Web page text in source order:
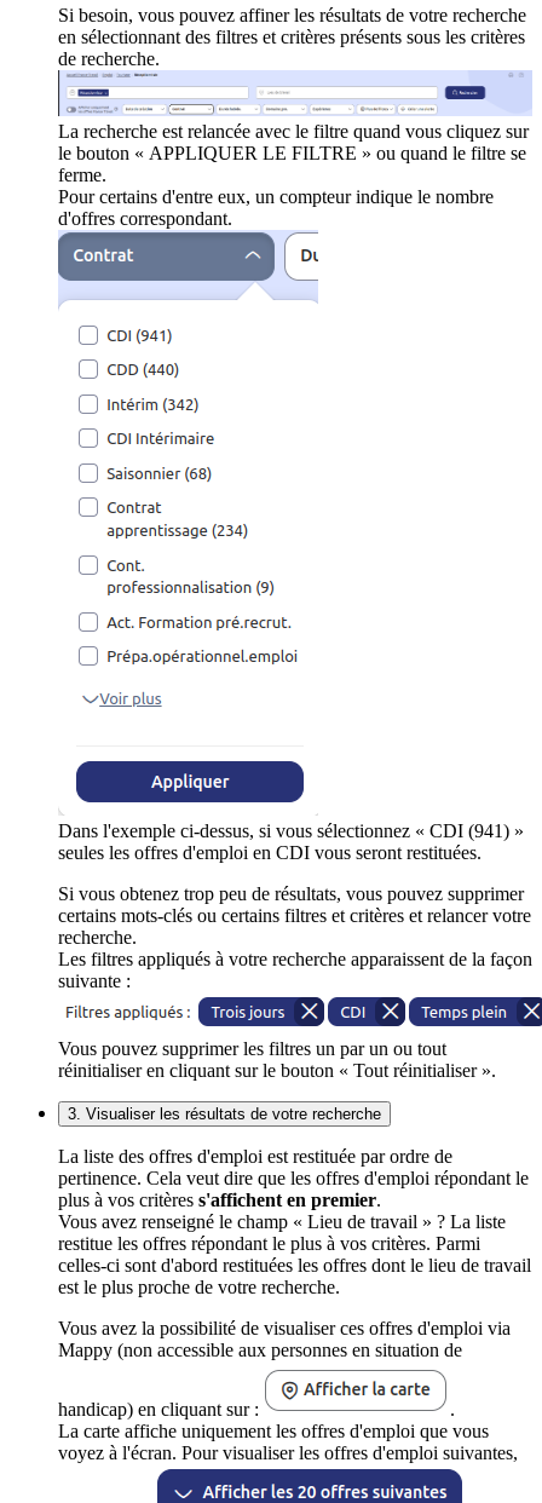
Si besoin, vous pouvez affiner les résultats de votre recherche
en sélectionnant des filtres et critères présents sous les critères
de recherche.
La recherche est relancée avec le filtre quand vous cliquez sur
le bouton « APPLIQUER LE FILTRE » ou quand le filtre se
ferme.
Pour certains d'entre eux, un compteur indique le nombre
d'offres correspondant.
Dans l'exemple ci-dessus, si vous sélectionnez « CDI (941) »
seules les offres d'emploi en CDI vous seront restituées.
Si vous obtenez trop peu de résultats, vous pouvez supprimer
certains mots-clés ou certains filtres et critères et relancer votre
recherche.
Les filtres appliqués à votre recherche apparaissent de la façon
suivante :
Vous pouvez supprimer les filtres un par un ou tout
réinitialiser en cliquant sur le bouton « Tout réinitialiser ».
3. Visualiser les résultats de votre recherche
La liste des offres d'emploi est restituée par ordre de
pertinence. Cela veut dire que les offres d'emploi répondant le
plus à vos critères s'affichent en premier.
Vous avez renseigné le champ « Lieu de travail » ? La liste
restitue les offres répondant le plus à vos critères. Parmi
celles-ci sont d'abord restituées les offres dont le lieu de travail
est le plus proche de votre recherche.
Vous avez la possibilité de visualiser ces offres d'emploi via
Mappy (non accessible aux personnes en situation de
handicap) en cliquant sur :
.
La carte affiche uniquement les offres d'emploi que vous
voyez à l'écran. Pour visualiser les offres d'emploi suivantes,